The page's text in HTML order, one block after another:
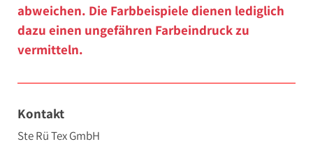
abweichen. Die Farbbeispiele dienen lediglich
dazu einen ungefähren Farbeindruck zu
vermitteln.
Kontakt
Ste Rü Tex GmbH